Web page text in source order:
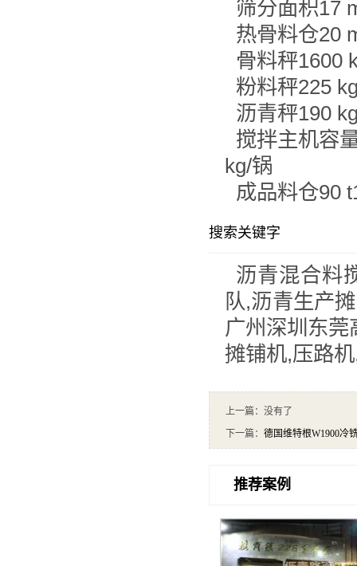
筛分面积17
热骨料仓20
骨料秤1600
粉料秤225
沥青秤190
搅拌主机容
kg/锅
成品料仓90
搜索关键字
沥青混合料
队,沥青生产
广州深圳东
摊铺机,压路
上一篇：没有了
下一篇： 德国维特根W1900冷
推荐案例